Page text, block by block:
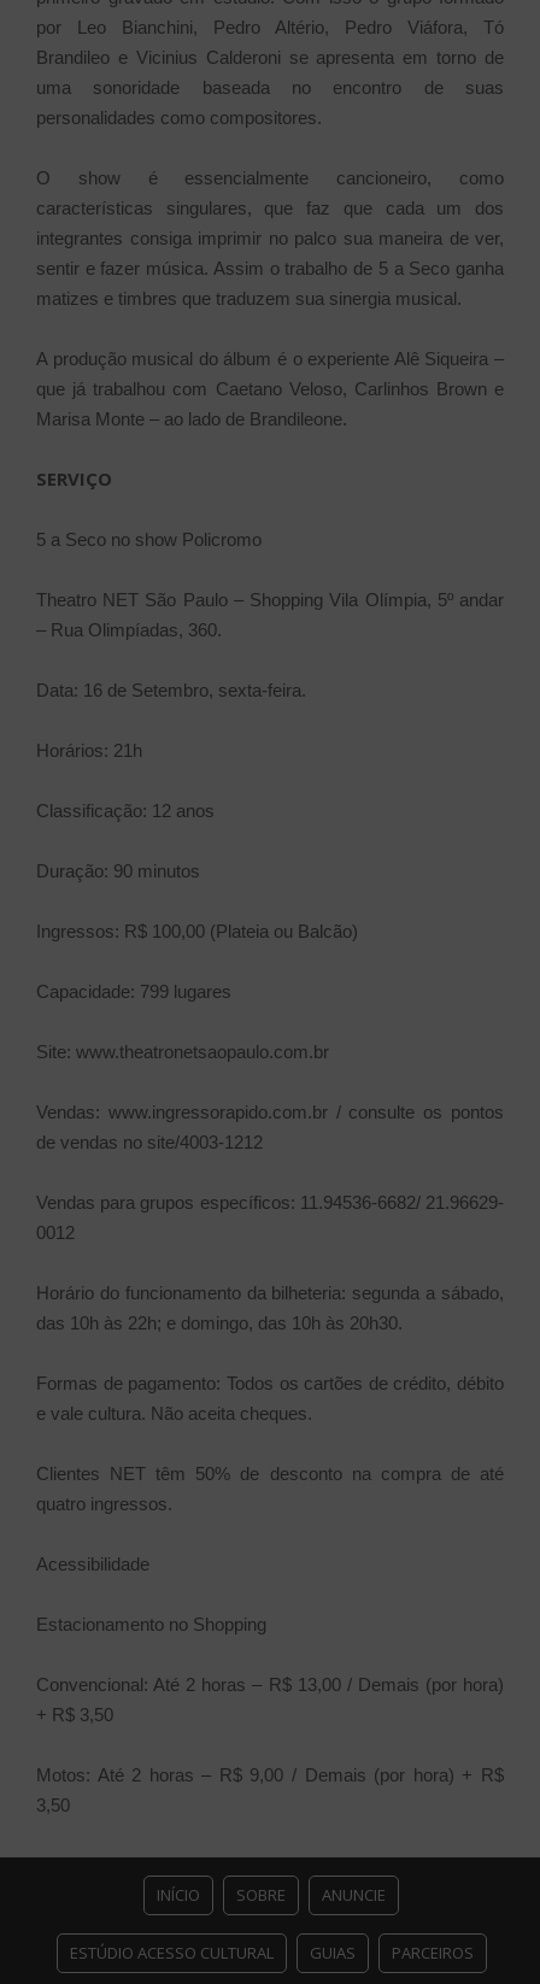
por Leo Bianchini, Pedro Altério, Pedro Viáfora, Tó
Brandileo e Vicinius Calderoni se apresenta em torno de
uma sonoridade baseada no encontro de suas
personalidades como compositores.
O show é essencialmente cancioneiro, como
características singulares, que faz que cada um dos
integrantes consiga imprimir no palco sua maneira de ver,
sentir e fazer música. Assim o trabalho de 5 a Seco ganha
matizes e timbres que traduzem sua sinergia musical.
A produção musical do álbum é o experiente Alê Siqueira –
que já trabalhou com Caetano Veloso, Carlinhos Brown e
Marisa Monte – ao lado de Brandileone.
SERVIÇO
5 a Seco no show Policromo
Theatro NET São Paulo – Shopping Vila Olímpia, 5º andar
– Rua Olimpíadas, 360.
Data: 16 de Setembro, sexta-feira.
Horários: 21h
Classificação: 12 anos
Duração: 90 minutos
Ingressos: R$ 100,00 (Plateia ou Balcão)
Capacidade: 799 lugares
Site: www.theatronetsaopaulo.com.br
Vendas: www.ingressorapido.com.br / consulte os pontos
de vendas no site/4003-1212
Vendas para grupos específicos: 11.94536-6682/ 21.96629-
0012
Horário do funcionamento da bilheteria: segunda a sábado,
das 10h às 22h; e domingo, das 10h às 20h30.
Formas de pagamento: Todos os cartões de crédito, débito
e vale cultura. Não aceita cheques.
Clientes NET têm 50% de desconto na compra de até
quatro ingressos.
Acessibilidade
Estacionamento no Shopping
Convencional: Até 2 horas – R$ 13,00 / Demais (por hora)
+ R$ 3,50
Motos: Até 2 horas – R$ 9,00 / Demais (por hora) + R$
3,50
INÍCIO SOBRE ANUNCIE
ESTÚDIO ACESSO CULTURAL GUIAS PARCEIROS